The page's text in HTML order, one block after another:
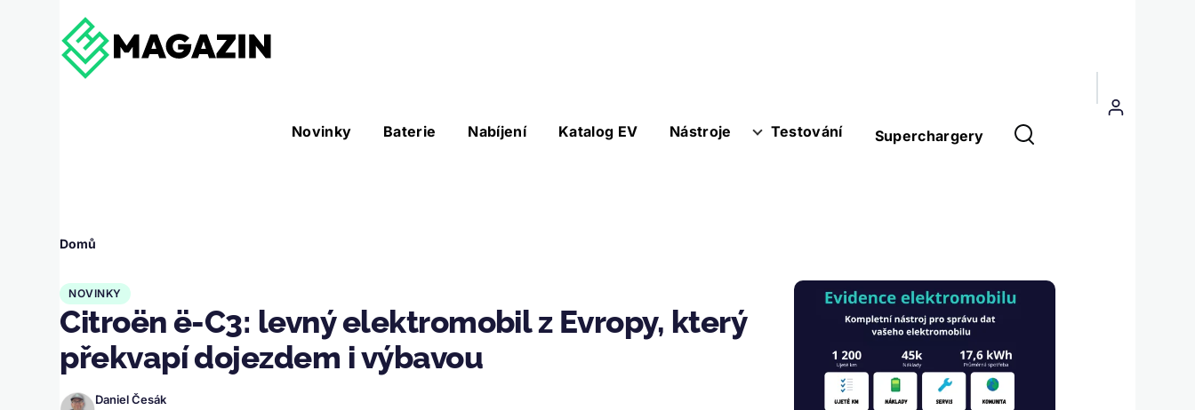
Hlavní
Novinky Baterie Nabíjení Katalog EV Nástroje
Nástroje sub-navigation Testování Superchargery
Menu
uživatelského
Drobečková
navigace
Domů
NOVINKY
Citroën ë-C3: levný elektromobil z Evropy, který
překvapí dojezdem i výbavou
Daniel Česák
Obrázek